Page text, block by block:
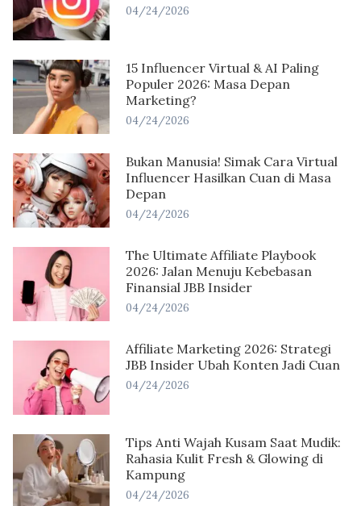
04/24/2026
15 Influencer Virtual & AI Paling
Populer 2026: Masa Depan
Marketing?
04/24/2026
Bukan Manusia! Simak Cara Virtual
Influencer Hasilkan Cuan di Masa
Depan
04/24/2026
The Ultimate Affiliate Playbook
2026: Jalan Menuju Kebebasan
Finansial JBB Insider
04/24/2026
Affiliate Marketing 2026: Strategi
JBB Insider Ubah Konten Jadi Cuan
04/24/2026
Tips Anti Wajah Kusam Saat Mudik:
Rahasia Kulit Fresh & Glowing di
Kampung
04/24/2026